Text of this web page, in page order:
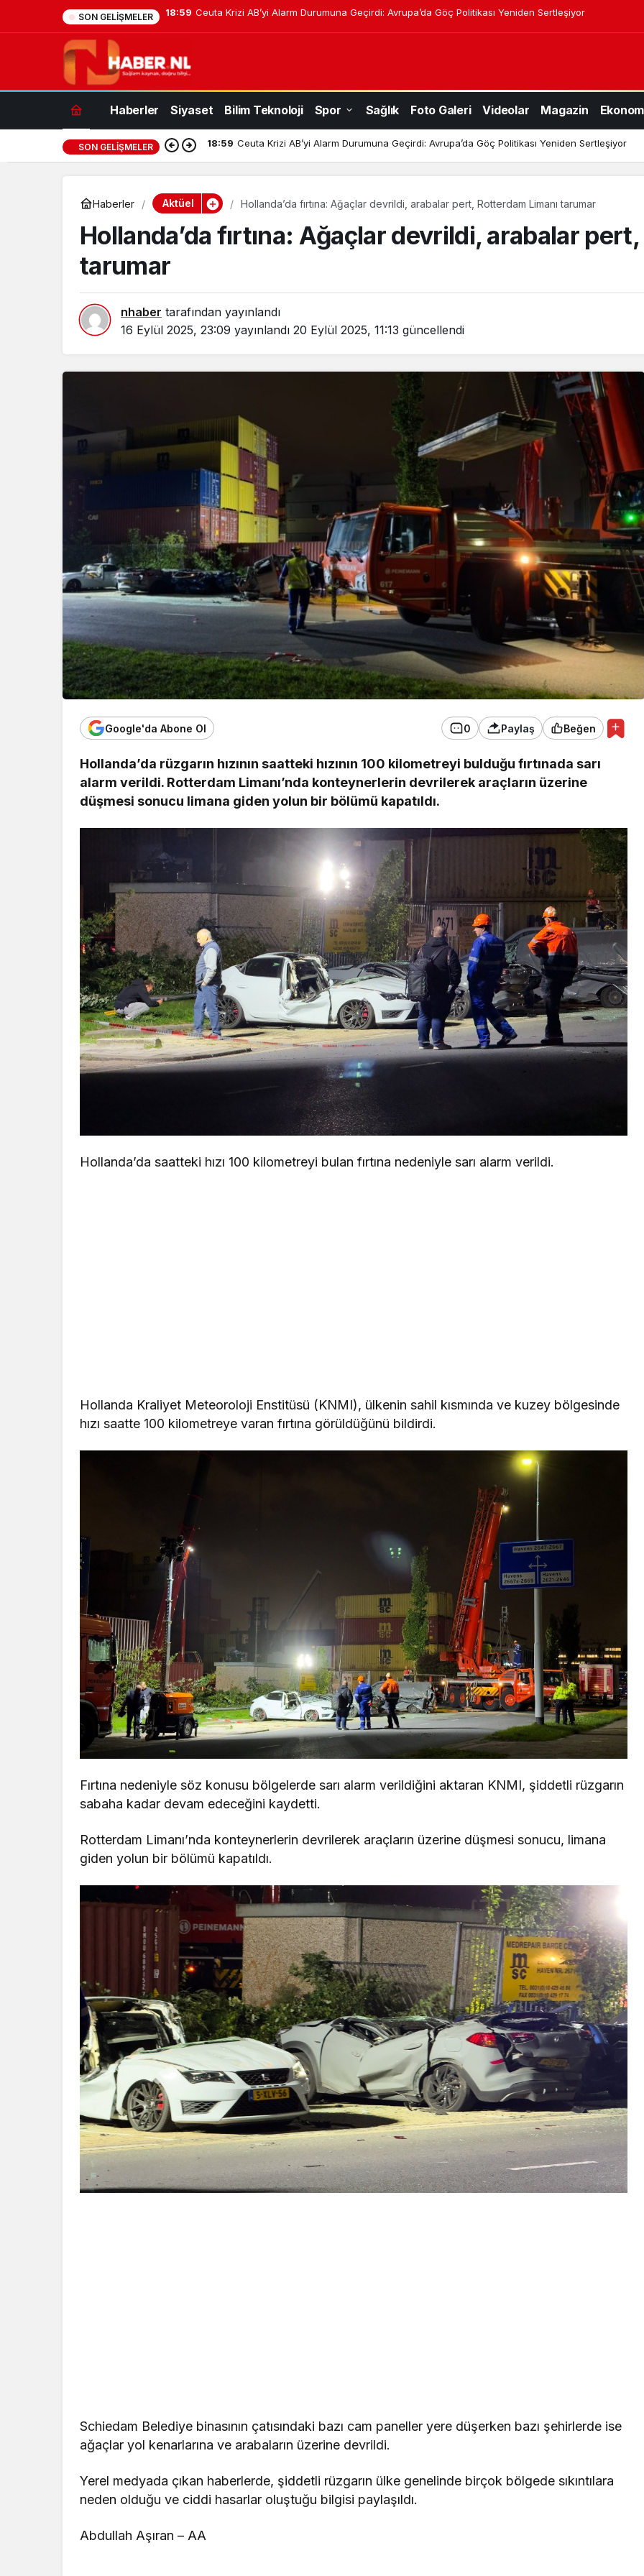
SON GELIŞMELER 18:18 Orkun Kökçü’nün kardeşi Ozan Can Kökçü de Türkiye’de forma giyiyor
Haberler Siyaset Bilim Teknoloji Spor Sağlık Foto Galeri Videolar Magazin
SON GELIŞMELER 18:18 Orkun Kökçü’nün kardeşi Ozan Can Kökçü de Türkiye’de forma giyiyor
Haberler Aktüel Hollanda’da fırtına: Ağaçlar devrildi, arabalar pert, Rotterdam Limanı tarumar
Hollanda’da fırtına: Ağaçlar devrildi, arabalar
tarumar
nhaber tarafından yayınlandı
16 Eylül 2025, 23:09 yayınlandı 20 Eylül 2025, 11:13 güncellendi
Google'da Abone Ol 0 Paylaş Beğen
Hollanda’da rüzgarın hızının saatteki hızının 100 kilometreyi bulduğu fırtınada sarı
alarm verildi. Rotterdam Limanı’nda konteynerlerin devrilerek araçların üzerine
düşmesi sonucu limana giden yolun bir bölümü kapatıldı.
Hollanda’da saatteki hızı 100 kilometreyi bulan fırtına nedeniyle sarı alarm verildi.
Hollanda Kraliyet Meteoroloji Enstitüsü (KNMI), ülkenin sahil kısmında ve kuzey bölgesinde
hızı saatte 100 kilometreye varan fırtına görüldüğünü bildirdi.
Fırtına nedeniyle söz konusu bölgelerde sarı alarm verildiğini aktaran KNMI, şiddetli rüzgarın
sabaha kadar devam edeceğini kaydetti.
Rotterdam Limanı’nda konteynerlerin devrilerek araçların üzerine düşmesi sonucu, limana
giden yolun bir bölümü kapatıldı.
Schiedam Belediye binasının çatısındaki bazı cam paneller yere düşerken bazı şehirlerde ise
ağaçlar yol kenarlarına ve arabaların üzerine devrildi.
Yerel medyada çıkan haberlerde, şiddetli rüzgarın ülke genelinde birçok bölgede sıkıntılara
neden olduğu ve ciddi hasarlar oluştuğu bilgisi paylaşıldı.
Abdullah Aşıran – AA